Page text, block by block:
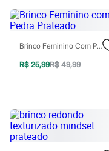
Relógios
Calçados
Botas
Rasteirinhas
Sandálias
Sapatilhas
Clock House
Mindset
Sawary
Brinco Feminino Com Pedra Prateado
R$ 25,99R$ 49,99